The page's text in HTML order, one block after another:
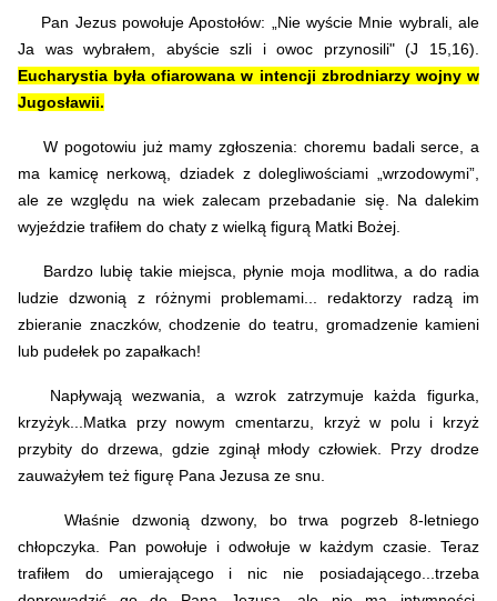
Pan Jezus powołuje Apostołów: „Nie wyście Mnie wybrali, ale
Ja was wybrałem, abyście szli i owoc przynosili" (J 15,16).
Eucharystia była ofiarowana w intencji zbrodniarzy wojny w
Jugosławii.
W pogotowiu już mamy zgłoszenia: choremu badali serce, a
ma kamicę nerkową, dziadek z dolegliwościami „wrzodowymi”,
ale ze względu na wiek zalecam przebadanie się. Na dalekim
wyjeździe trafiłem do chaty z wielką figurą Matki Bożej.
Bardzo lubię takie miejsca, płynie moja modlitwa, a do radia
ludzie dzwonią z różnymi problemami... redaktorzy radzą im
zbieranie znaczków, chodzenie do teatru, gromadzenie kamieni
lub pudełek po zapałkach!
Napływają wezwania, a wzrok zatrzymuje każda figurka,
krzyżyk...Matka przy nowym cmentarzu, krzyż w polu i krzyż
przybity do drzewa, gdzie zginął młody człowiek. Przy drodze
zauważyłem też figurę Pana Jezusa ze snu.
Właśnie dzwonią dzwony, bo trwa pogrzeb 8-letniego
chłopczyka. Pan powołuje i odwołuje w każdym czasie. Teraz
trafiłem do umierającego i nic nie posiadającego...trzeba